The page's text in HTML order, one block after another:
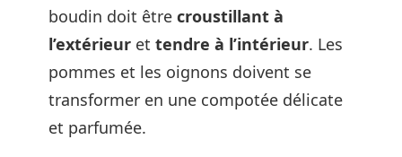
boudin doit être croustillant à
l’extérieur et tendre à l’intérieur. Les
pommes et les oignons doivent se
transformer en une compotée délicate
et parfumée.